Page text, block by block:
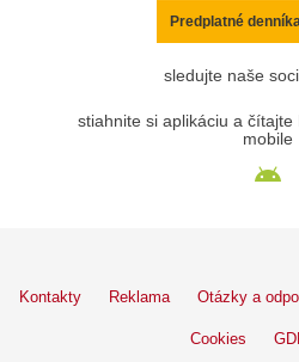
Predplatné
sledujte naše
stiahnite si aplikáciu a
mobile
Kontakty Reklama Otázky a
Cookies